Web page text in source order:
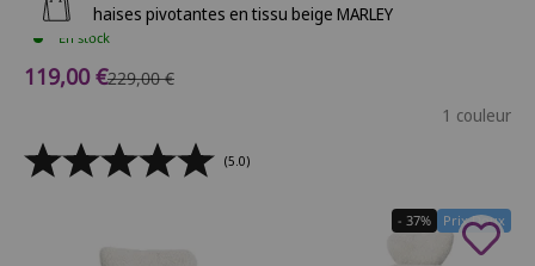
Lot de 2 chaises pivotantes en tissu beige MARLEY
En stock
Prix de vente
119,00 €Prix normal
229,00 €
1 couleur
(5.0)
Prix Doux
- 37%